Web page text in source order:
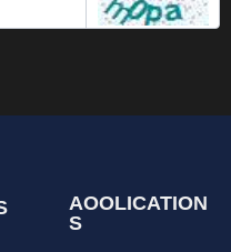
AOOLICATION
S